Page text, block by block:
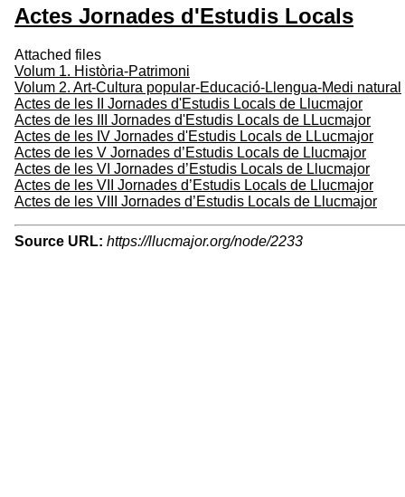
Actes Jornades d'Estudis Locals
Attached files
Volum 1. Història-Patrimoni
Volum 2. Art-Cultura popular-Educació-Llengua-Medi natural
Actes de les II Jornades d'Estudis Locals de Llucmajor
Actes de les III Jornades d'Estudis Locals de LLucmajor
Actes de les IV Jornades d'Estudis Locals de LLucmajor
Actes de les V Jornades d’Estudis Locals de Llucmajor
Actes de les VI Jornades d’Estudis Locals de Llucmajor
Actes de les VII Jornades d’Estudis Locals de Llucmajor
Actes de les VIII Jornades d’Estudis Locals de Llucmajor
Source URL: https://llucmajor.org/node/2233